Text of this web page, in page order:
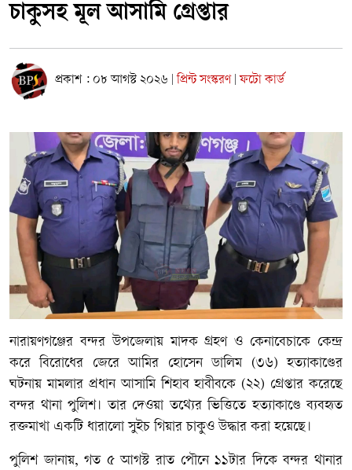
চাকুসহ মূল আসামি গ্রেপ্তার
প্রকাশ : ০৮ আগস্ট ২০২৬ প্রিন্ট সংস্করণ ফটো কার্ড
নারায়ণগঞ্জের বন্দর উপজেলায় মাদক গ্রহণ ও কেনাবেচাকে কেন্দ্র
করে বিরোধের জেরে আমির হোসেন ডালিম (৩৬) হত্যাকাণ্ডের
ঘটনায় মামলার প্রধান আসামি শিহাব হাবীবকে (২২) গ্রেপ্তার করেছে
বন্দর থানা পুলিশ। তার দেওয়া তথ্যের ভিত্তিতে হত্যাকাণ্ডে ব্যবহৃত
রক্তমাখা একটি ধারালো সুইচ গিয়ার চাকুও উদ্ধার করা হয়েছে।
পুলিশ জানায়, গত ৫ আগস্ট রাত পৌনে ১১টার দিকে বন্দর থানার